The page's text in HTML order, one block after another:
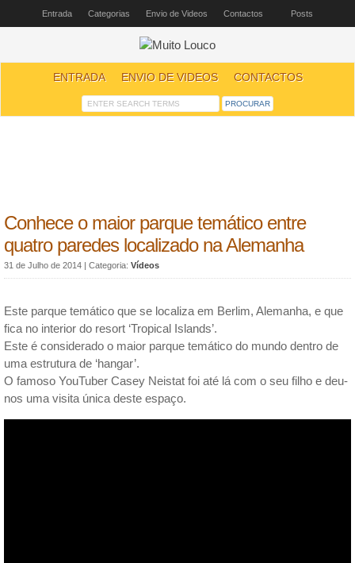
Entrada Categorias Envio de Videos Contactos Posts
ENTRADA ENVIO DE VIDEOS CONTACTOS
Conhece o maior parque temático entre
quatro paredes localizado na Alemanha
31 de Julho de 2014 | Categoria: Vídeos
Este parque temático que se localiza em Berlim, Alemanha, e que
fica no interior do resort ‘Tropical Islands’.
Este é considerado o maior parque temático do mundo dentro de
uma estrutura de ‘hangar’.
O famoso YouTuber Casey Neistat foi até lá com o seu filho e deu-
nos uma visita única deste espaço.